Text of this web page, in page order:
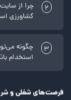
2
چرا از
کشاورزی
3
چگونه
استخدام
فرصت‌های شغلی و